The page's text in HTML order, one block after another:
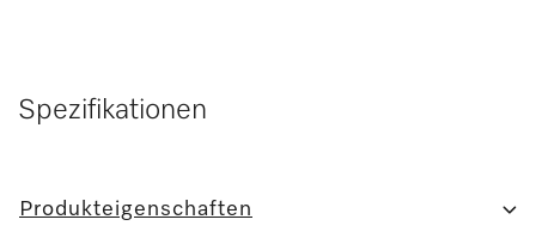
Spezifikationen
Produkteigenschaften